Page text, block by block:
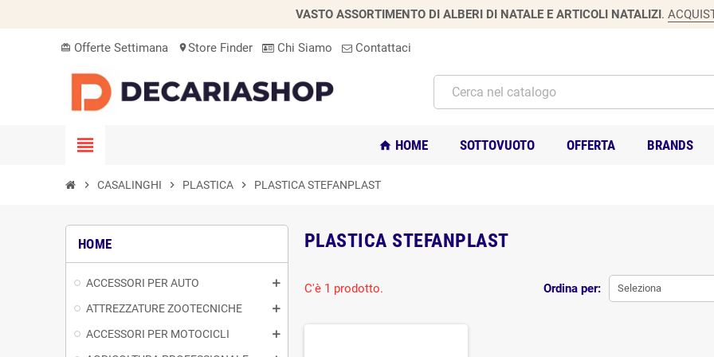
VASTO ASSORTIMENTO DI ALBERI DI NATALE E ARTICOLI NATALIZI.
card_giftcard Offerte Settimana location_onStore Finder Chi Siamo Contattaci
view_headline home HOME SOTTOVUOTO OFFERTA BRANDS
chevron_right CASALINGHI chevron_right PLASTICA chevron_right PLASTICA STEFANPLAST
HOME
ACCESSORI PER AUTO
ATTREZZATURE ZOOTECNICHE
ACCESSORI PER MOTOCICLI
PLASTICA STEFANPLAST
Ordina per: Seleziona
C'è 1 prodotto.